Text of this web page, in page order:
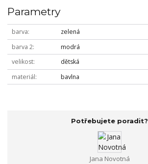
Parametry
barva
zelená
barva 2
modrá
velikost
dětská
materiál
bavlna
Potřebujete poradit?
Jana Novotná